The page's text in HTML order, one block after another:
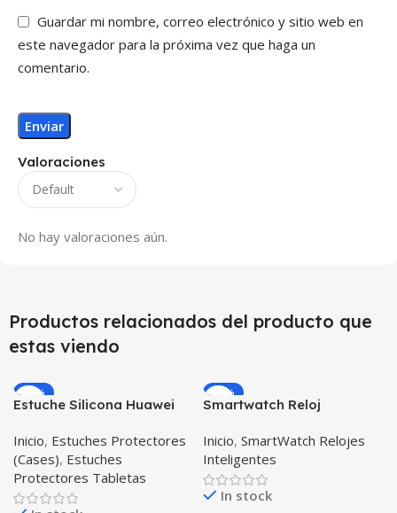
Valoraciones
No hay valoraciones aún.
Guardar mi nombre, correo electrónico y sitio web en
este navegador para la próxima vez que haga un
comentario.
Productos relacionados del producto que
estas viendo
-12%
Estuche Silicona Huawei
Inicio, Estuches Protectores
(Cases), Estuches
Protectores Tabletas
-59%
Smartwatch Reloj
GPS Ubicar Niños SOS
Inicio, SmartWatch Relojes
Inteligentes
In stock